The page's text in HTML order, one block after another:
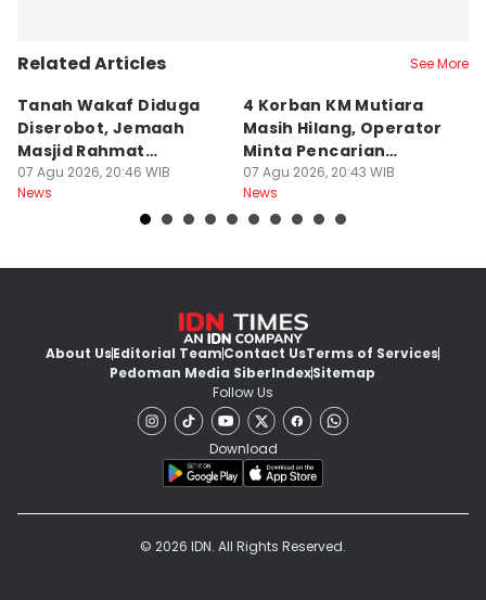
Related Articles See More
Tanah Wakaf Diduga
Diserobot, Jemaah
Masjid Rahmat
Surabaya Protes
07 Agu 2026, 20:46 WIB
News
4 Korban KM Mutiara
Masih Hilang, Operator
Minta Pencarian
Dilanjut
07 Agu 2026, 20:43 WIB
News
About UsEditorial TeamContact UsTerms of Services
Pedoman Media SiberIndexSitemap
Follow Us
Download
© 2026 IDN. All Rights Reserved.